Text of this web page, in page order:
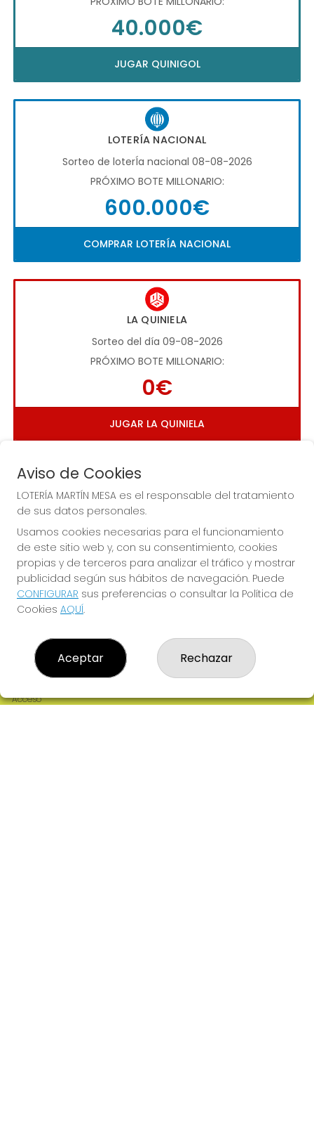
40.000€
JUGAR QUINIGOL
LOTERÍA NACIONAL
Sorteo de loterÍa nacional 08-08-2026
PRÓXIMO BOTE MILLONARIO:
600.000€
COMPRAR LOTERÍA NACIONAL
LA QUINIELA
Sorteo del día 09-08-2026
PRÓXIMO BOTE MILLONARIO:
0€
JUGAR LA QUINIELA
Imagen anterior
LOTERÍA MARTÍN MESA
¿Quiénes somos?
Contacto
Empresas
Comprar en SELAE
Acceso
Aviso de Cookies
LOTERÍA MARTÍN MESA es el responsable del tratamiento
de sus datos personales.
Usamos cookies necesarias para el funcionamiento
de este sitio web y, con su consentimiento, cookies
propias y de terceros para analizar el tráfico y mostrar
publicidad según sus hábitos de navegación. Puede
CONFIGURAR sus preferencias o consultar la Política de
Cookies AQUÍ.
Aceptar Rechazar